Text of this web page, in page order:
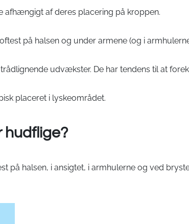
afhængigt af deres placering på kroppen.
på halsen og under armene (og i
udvækster. De har tendens til at
placeret i lyskeområdet.
hudflige?
på halsen, i ansigtet, i armhulerne og ved